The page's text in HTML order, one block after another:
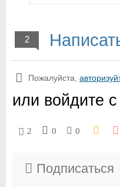
2
Пожалуйста,
или войдите
2 0 0
Подписаться